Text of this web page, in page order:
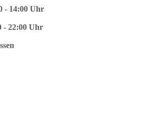
- 14:00 Uhr
Uhr